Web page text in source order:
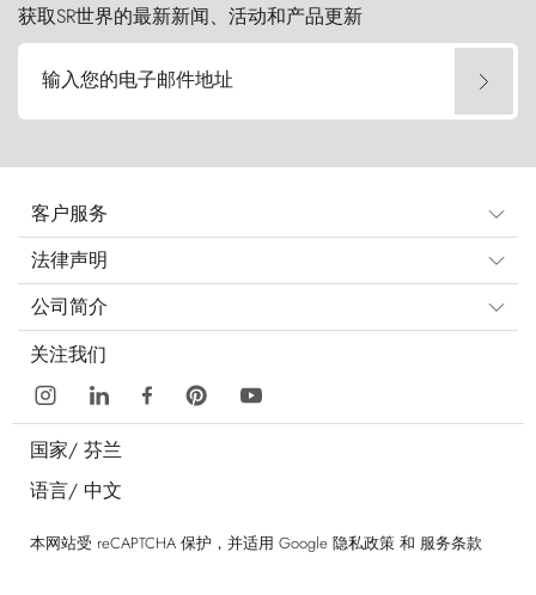
获取SR世界的最新新闻、活动和产品更新
输入您的电子邮件地址
客户服务
法律声明
公司简介
关注我们
国家/ 芬兰
语言/ 中文
本网站受 reCAPTCHA 保护，并适用 Google 隐私政策 和 服务条款